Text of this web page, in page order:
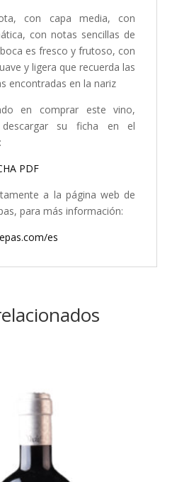
con capa media, con
con notas sencillas de
es fresco y frutoso, con
y ligera que recuerda las
encontradas en la nariz
en comprar este vino,
su ficha en el
PDF
a la página web de
para más información:
es